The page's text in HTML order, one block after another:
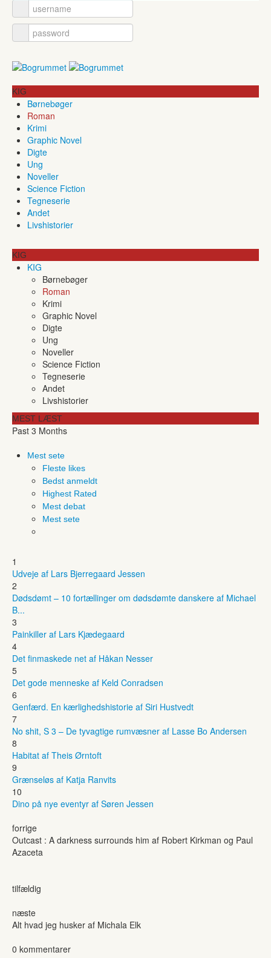
KIG
Børnebøger
Roman
Krimi
Graphic Novel
Digte
Ung
Noveller
Science Fiction
Tegneserie
Andet
Livshistorier
KIG
KIG
Børnebøger
Roman
Krimi
Graphic Novel
Digte
Ung
Noveller
Science Fiction
Tegneserie
Andet
Livshistorier
MEST LÆST
Past 3 Months
Mest sete
Fleste likes
Bedst anmeldt
Highest Rated
Mest debat
Mest sete
1
Udveje af Lars Bjerregaard Jessen
2
Dødsdømt – 10 fortællinger om dødsdømte danskere af Michael
B...
3
Painkiller af Lars Kjædegaard
4
Det finmaskede net af Håkan Nesser
5
Det gode menneske af Keld Conradsen
6
Genfærd. En kærlighedshistorie af Siri Hustvedt
7
No shit, S 3 – De tyvagtige rumvæsner af Lasse Bo Andersen
8
Habitat af Theis Ørntoft
9
Grænseløs af Katja Ranvits
10
Dino på nye eventyr af Søren Jessen
forrige
Outcast : A darkness surrounds him af Robert Kirkman og Paul
Azaceta
tilfældig
næste
Alt hvad jeg husker af Michala Elk
0 kommentarer